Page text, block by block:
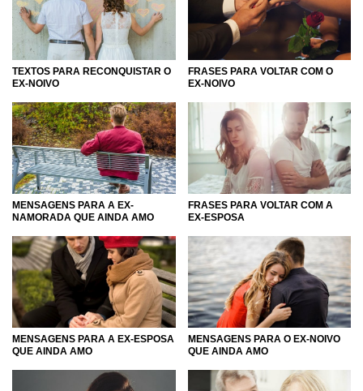
TEXTOS PARA RECONQUISTAR O
EX-NOIVO
FRASES PARA VOLTAR COM O
EX-NOIVO
MENSAGENS PARA A EX-
NAMORADA QUE AINDA AMO
FRASES PARA VOLTAR COM A
EX-ESPOSA
MENSAGENS PARA A EX-ESPOSA
QUE AINDA AMO
MENSAGENS PARA O EX-NOIVO
QUE AINDA AMO